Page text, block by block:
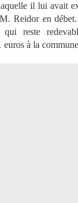
il lui avait
Reidor en
reste
euros à la